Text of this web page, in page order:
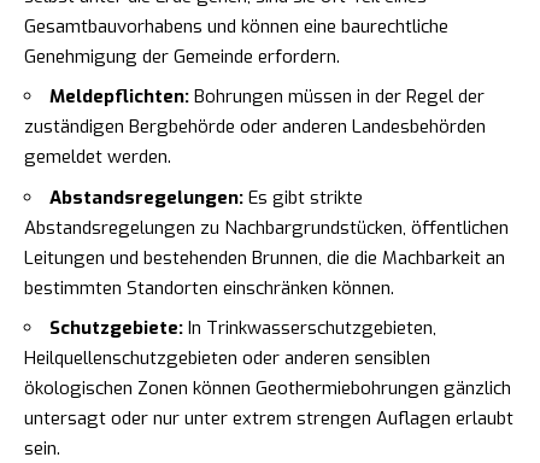
Gesamtbauvorhabens und können eine baurechtliche
Genehmigung der Gemeinde erfordern.
Meldepflichten: Bohrungen müssen in der Regel der
zuständigen Bergbehörde oder anderen Landesbehörden
gemeldet werden.
Abstandsregelungen: Es gibt strikte
Abstandsregelungen zu Nachbargrundstücken, öffentlichen
Leitungen und bestehenden Brunnen, die die Machbarkeit an
bestimmten Standorten einschränken können.
Schutzgebiete: In Trinkwasserschutzgebieten,
Heilquellenschutzgebieten oder anderen sensiblen
ökologischen Zonen können Geothermiebohrungen gänzlich
untersagt oder nur unter extrem strengen Auflagen erlaubt
sein.